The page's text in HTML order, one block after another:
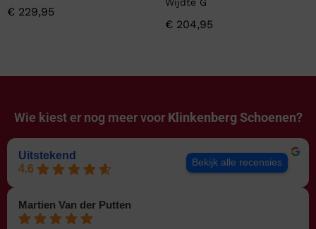
€ 229,95
€ 204,95
Wie kiest er nog meer voor Klinkenberg Schoenen?
Uitstekend
4.6
Bekijk alle recensies
Martien Van der Putten